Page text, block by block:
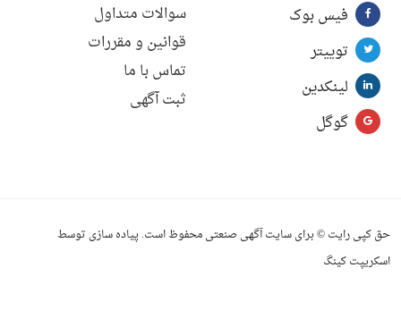
فیس بوک
توییتر
لینکدین
گوگل
سوالات متداول
قوانین و مقررات
تماس با ما
ثبت آگهی
حق کپی رایت © برای سایت آگهی صنعتی محفوظ است. پیاده سازی توسط
اسکریپت کینگ